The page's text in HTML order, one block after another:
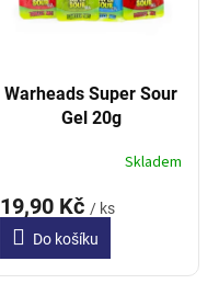
Warheads Super Sour
Gel 20g
Skladem
19,90 Kč / ks
Do košíku